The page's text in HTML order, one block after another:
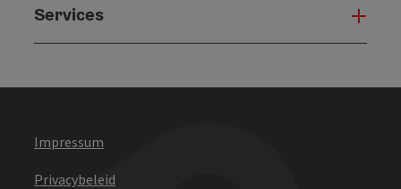
Services
Impressum
Privacybeleid